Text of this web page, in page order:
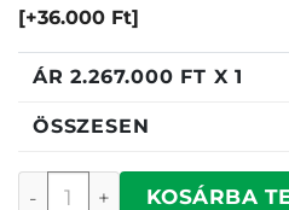
[+36.000 Ft]
ÁR2.267.000 FT X 1
ÖSSZESEN
Asus GU606AW-TB008W
KOSÁRBA